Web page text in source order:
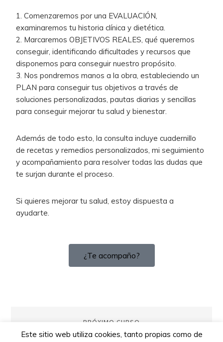
1. Comenzaremos por una EVALUACIÓN,
examinaremos tu historia clínica y dietética.
2. Marcaremos OBJETIVOS REALES, qué queremos
conseguir, identificando dificultades y recursos que
disponemos para conseguir nuestro propósito.
3. Nos pondremos manos a la obra, estableciendo un
PLAN para conseguir tus objetivos a través de
soluciones personalizadas, pautas diarias y sencillas
para conseguir mejorar tu salud y bienestar.
Además de todo esto, la consulta incluye cuadernillo
de recetas y remedios personalizados, mi seguimiento
y acompañamiento para resolver todas las dudas que
te surjan durante el proceso.
Si quieres mejorar tu salud, estoy dispuesta a
ayudarte.
¿Te acompaño?
PRÓXIMO CURSO
No hay nuevos eventos.
Este sitio web utiliza cookies, tanto propias como de